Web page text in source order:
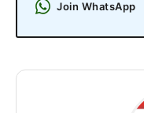
Join WhatsApp